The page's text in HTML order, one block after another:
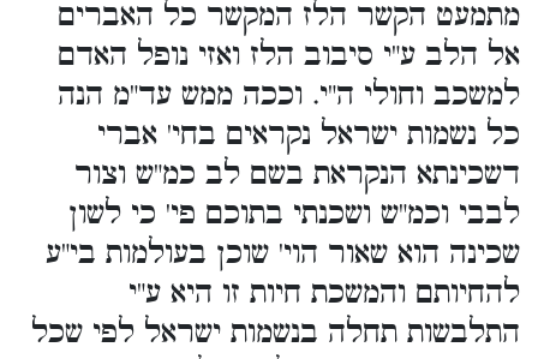
מתמעט הקשר הלז המקשר כל האברים
אל הלב ע"י סיבוב הלז ואזי נופל האדם
למשכב וחולי ה"י. וככה ממש עד"מ הנה
כל נשמות ישראל נקראים בחי' אברי
דשכינתא הנקראת בשם לב כמ"ש וצור
לבבי וכמ"ש ושכנתי בתוכם פי' כי לשון
שכינה הוא שאור הוי' שוכן בעולמות בי"ע
להחיותם והמשכת חיות זו היא ע"י
התלבשות תחלה בנשמות ישראל לפי שכל